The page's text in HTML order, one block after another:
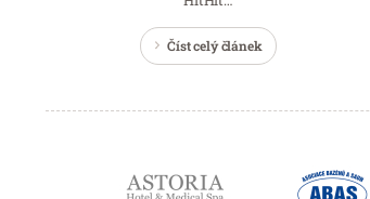
Číst celý článek